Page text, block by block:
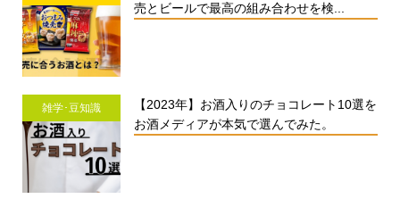
売とビールで最高の組み合わせを検...
雑学･豆知識
【2023年】お酒入りのチョコレート10選を
お酒メディアが本気で選んでみた。